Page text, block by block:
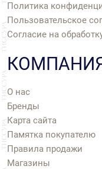
Политика
Пользовательское
Согласие на
О нас
Бренды
Карта сайта
Памятка покупателю
Правила продажи
Магазины